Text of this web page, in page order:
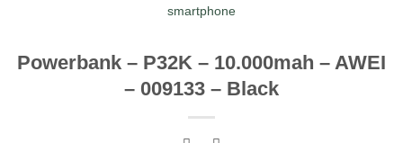
smartphone
Powerbank – P32K – 10.000mah – AWEI
– 009133 – Black